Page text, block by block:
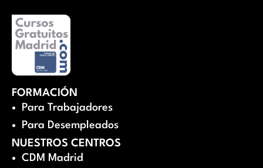
FORMACIÓN
Para Trabajadores
Para Desempleados
NUESTROS CENTROS
CDM Madrid